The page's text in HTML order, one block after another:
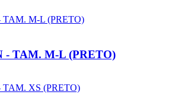
- TAM. M-L (PRETO)